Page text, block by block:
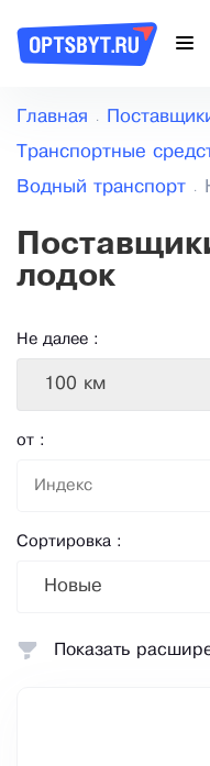
Главная
Транспортные
Водный транспорт
лодок
Не далее :
100 км
от :
Сортировка :
Новые
Показать